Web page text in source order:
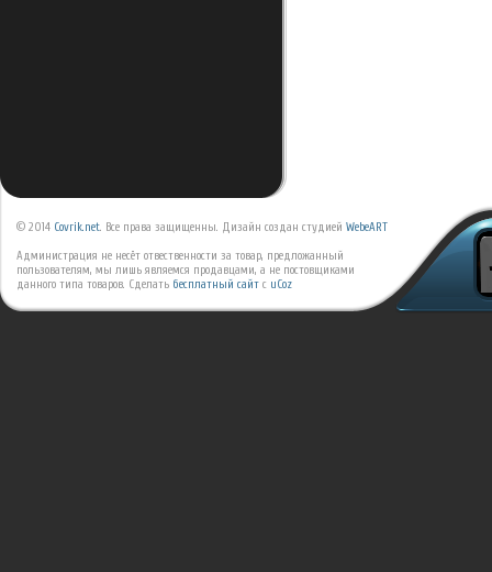
© 2014 Covrik.net. Все права защищенны. Дизайн создан студией WebeART
Администрация не несёт отвественности за товар, предложанный
пользователям, мы лишь являемся продавцами, а не постовщиками
данного типа товаров. Сделать бесплатный сайт с uCoz